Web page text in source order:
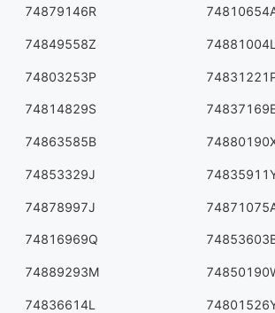
74879146R
74849558Z 74881004L
74803253P
74814829S
74863585B
74853329J
74878997J
74816969Q
74889293M
74836614L